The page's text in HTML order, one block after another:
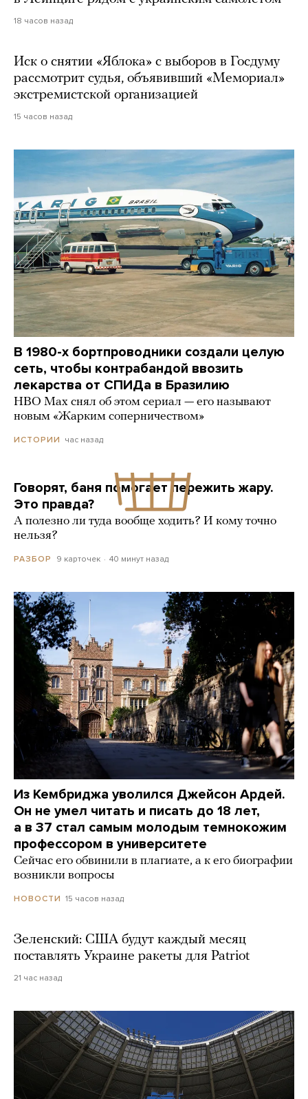
18 часов назад
Иск о снятии «Яблока» с выборов в Госдуму
рассмотрит судья, объявивший «Мемориал»
экстремистской организацией
15 часов назад
В 1980-х бортпроводники создали целую
сеть, чтобы контрабандой ввозить
лекарства от СПИДа в Бразилию
HBO Max снял об этом сериал — его называют
новым «Жарким соперничеством»
ИСТОРИИ час назад
Говорят, баня помогает пережить жару.
Это правда?
А полезно ли туда вообще ходить? И кому точно
нельзя?
РАЗБОР 9 карточек 40 минут назад
Из Кембриджа уволился Джейсон Ардей.
Он не умел читать и писать до 18 лет,
а в 37 стал самым молодым темнокожим
профессором в университете
Сейчас его обвинили в плагиате, а к его биографии
возникли вопросы
НОВОСТИ 15 часов назад
Зеленский: США будут каждый месяц
поставлять Украине ракеты для Patriot
21 час назад